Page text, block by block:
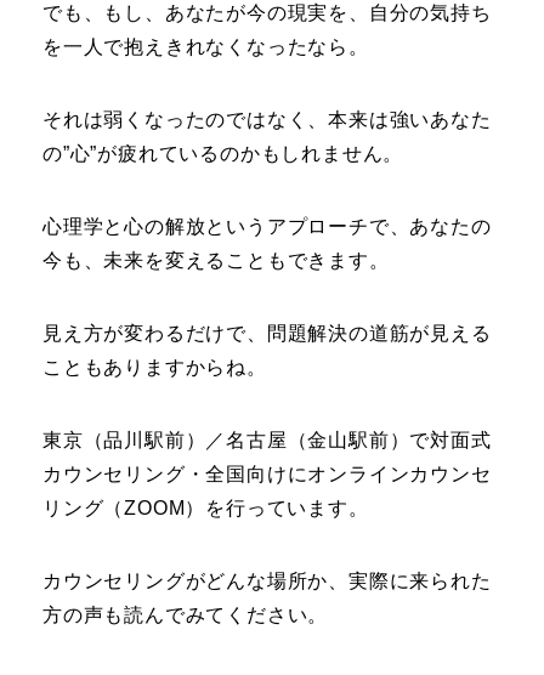
でも、もし、あなたが今の現実を、自分の気持ち
を一人で抱えきれなくなったなら。
それは弱くなったのではなく、本来は強いあなた
の”心”が疲れているのかもしれません。
心理学と心の解放というアプローチで、あなたの
今も、未来を変えることもできます。
見え方が変わるだけで、問題解決の道筋が見える
こともありますからね。
東京（品川駅前）／名古屋（金山駅前）で対面式
カウンセリング・全国向けにオンラインカウンセ
リング（ZOOM）を行っています。
カウンセリングがどんな場所か、実際に来られた
方の声も読んでみてください。